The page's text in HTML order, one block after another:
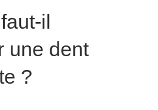
il
une dent
?